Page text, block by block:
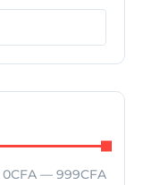
0CFA — 999CFA